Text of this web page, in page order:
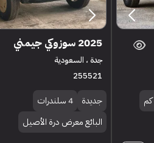
2025 سوزوكي جيمني
جدة ، السعودية
255521
جديدة
4 سلندرات
البائع معرض درة الأصيل